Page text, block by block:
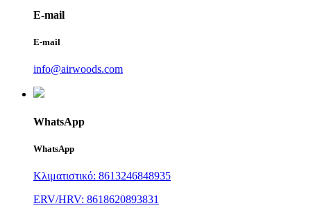
E-mail
E-mail
info@airwoods.com
WhatsApp
WhatsApp
Κλιματιστικό: 8613246848935
ERV/HRV: 8618620893831